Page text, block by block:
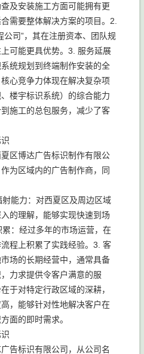
及安装施工方面可能拥有更
需要整体解决方案的项目。2.
公司”，其在注册资本、团队规
可能更具优势。3. 服务延展
统规划到终端制作安装的全
心竞争力体现在解决复杂项
楼宇标识系统）的综合能力
到施工的总包服务，减少了客
区博达广告标识制作有限公
为区域内的广告制作商，同
能力：对西夏区及周边区域
的理解，能够实现快速到场
：经过多年的市场运营，在
程上积累了实践经验。3. 客
场的长期经营中，通常具备
力求提供令客户满意的服
于对特定行政区域的深耕，
，能够针对性地解决客户在
面的即时需求。
告标识有限公司，从公司名